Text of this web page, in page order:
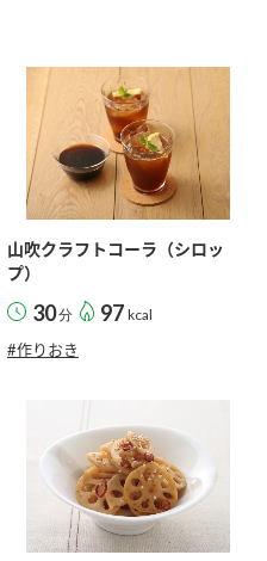
山吹クラフトコーラ（シロッ
プ）
30分 97 kcal
#作りおき